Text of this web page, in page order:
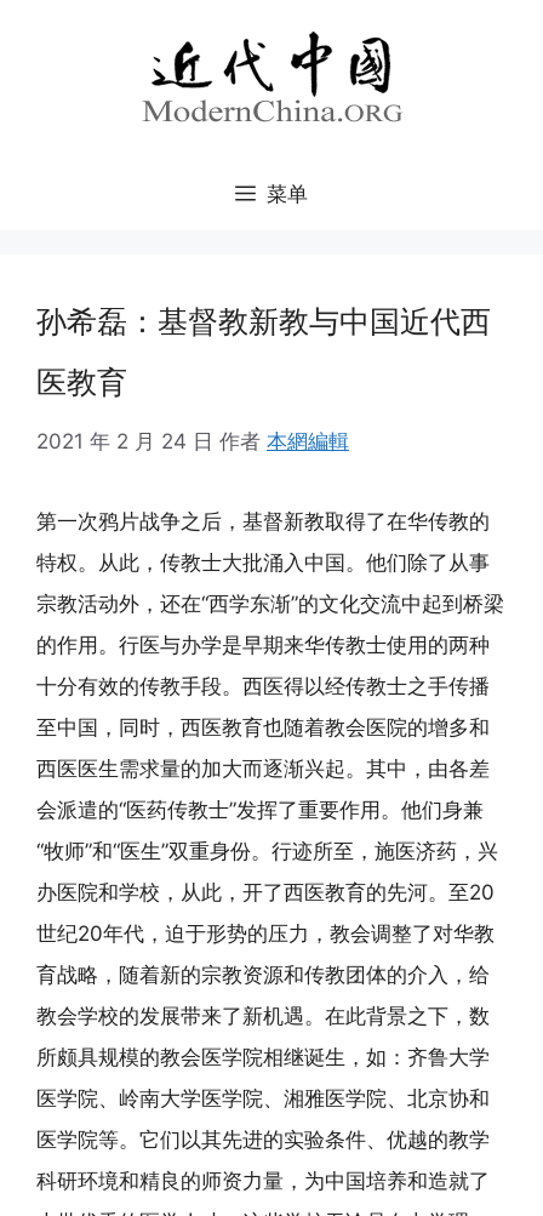
菜单
孙希磊：基督教新教与中国近代西
医教育
2021 年 2 月 24 日 作者 本網編輯
第一次鸦片战争之后，基督新教取得了在华传教的
特权。从此，传教士大批涌入中国。他们除了从事
宗教活动外，还在“西学东渐”的文化交流中起到桥梁
的作用。行医与办学是早期来华传教士使用的两种
十分有效的传教手段。西医得以经传教士之手传播
至中国，同时，西医教育也随着教会医院的增多和
西医医生需求量的加大而逐渐兴起。其中，由各差
会派遣的“医药传教士”发挥了重要作用。他们身兼
“牧师”和“医生”双重身份。行迹所至，施医济药，兴
办医院和学校，从此，开了西医教育的先河。至20
世纪20年代，迫于形势的压力，教会调整了对华教
育战略，随着新的宗教资源和传教团体的介入，给
教会学校的发展带来了新机遇。在此背景之下，数
所颇具规模的教会医学院相继诞生，如：齐鲁大学
医学院、岭南大学医学院、湘雅医学院、北京协和
医学院等。它们以其先进的实验条件、优越的教学
科研环境和精良的师资力量，为中国培养和造就了